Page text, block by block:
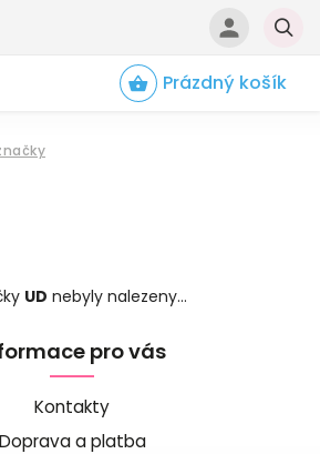
Prázdný košík
UD nebyly nalezeny...
pro vás
Kontakty
Doprava a platba